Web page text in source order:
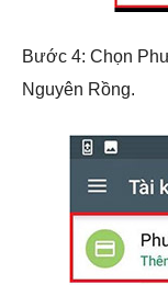
Bước 4: Chọn
Nguyên Rồng.